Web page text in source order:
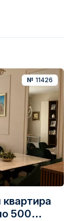
500
№ 11426